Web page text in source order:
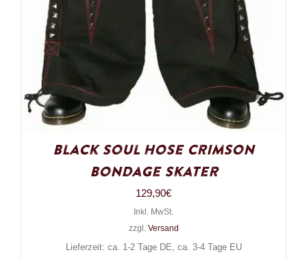
Black Soul Hose Crimson
Bondage Skater
129,90€
Inkl. MwSt.
zzgl. Versand
Lieferzeit: ca. 1-2 Tage DE, ca. 3-4 Tage EU